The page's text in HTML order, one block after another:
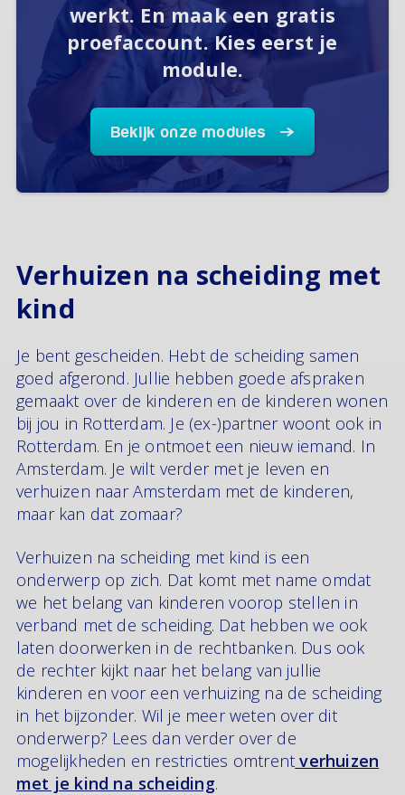
werkt. En maak een gratis
proefaccount. Kies eerst je
module.
Bekijk onze modules
Verhuizen na scheiding met
kind
Je bent gescheiden. Hebt de scheiding samen
goed afgerond. Jullie hebben goede afspraken
gemaakt over de kinderen en de kinderen wonen
bij jou in Rotterdam. Je (ex-)partner woont ook in
Rotterdam. En je ontmoet een nieuw iemand. In
Amsterdam. Je wilt verder met je leven en
verhuizen naar Amsterdam met de kinderen,
maar kan dat zomaar?
Verhuizen na scheiding met kind is een
onderwerp op zich. Dat komt met name omdat
we het belang van kinderen voorop stellen in
verband met de scheiding. Dat hebben we ook
laten doorwerken in de rechtbanken. Dus ook
de rechter kijkt naar het belang van jullie
kinderen en voor een verhuizing na de scheiding
in het bijzonder. Wil je meer weten over dit
onderwerp? Lees dan verder over de
mogelijkheden en restricties omtrent verhuizen
met je kind na scheiding.